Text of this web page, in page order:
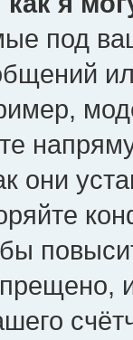
под
они